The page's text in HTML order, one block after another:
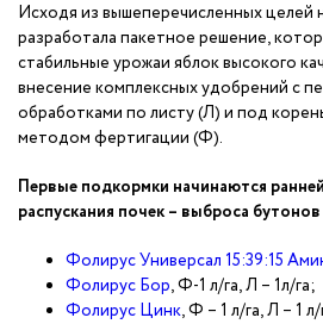
Исходя из вышеперечисленных целей
разработала пакетное решение,
стабильные урожаи яблок высокого
внесение комплексных удобрений с
обработками по листу (Л) и под
методом фертигации (Ф).
Первые подкормки начинаются
распускания почек – выброса
Фолирус Универсал 15:39:15
Фолирус Бор, Ф-1 л/га, Л – 1л/га;
Фолирус Цинк, Ф – 1 л/га, Л – 1 л/